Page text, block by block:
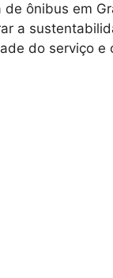
ônibus em
a
do serviço